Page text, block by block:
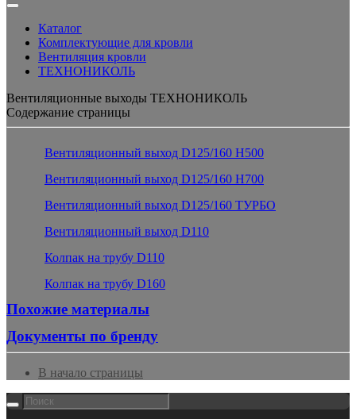
Каталог
Комплектующие для кровли
Вентиляция кровли
ТЕХНОНИКОЛЬ
Вентиляционные выходы ТЕХНОНИКОЛЬ
Содержание страницы
Вентиляционный выход D125/160 H500
Вентиляционный выход D125/160 H700
Вентиляционный выход D125/160 ТУРБО
Вентиляционный выход D110
Колпак на трубу D110
Колпак на трубу D160
Похожие материалы
Документы по бренду
В начало страницы